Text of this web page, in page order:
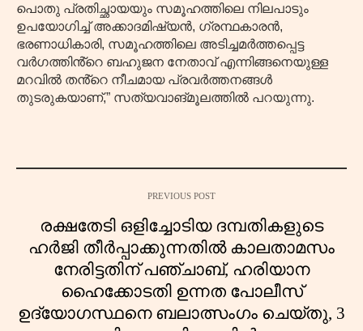
പൊതു പ്രതിച്ഛായയും സമൂഹത്തിലെ നിലപാടും
ഉപയോഗിച്ച് അക്കാദമിഷ്യൻ, ഗ്രന്ഥകാരൻ,
ഭരണാധികാരി, സമൂഹത്തിലെ അടിച്ചമർത്തപ്പെട്ട
വർഗത്തിൻ്റെ ബഹുജന നേതാവ് എന്നിങ്ങനെയുള്ള
മറവിൽ തൻ്റെ നീചമായ പ്രവർത്തനങ്ങൾ
തുടരുകയാണ്,” സത്യവാങ്മൂലത്തിൽ പറയുന്നു.
PREVIOUS POST
രക്ഷതേടി ഒളിച്ചോടിയ ദമ്പതികളുടെ
ഹർജി തീർപ്പാക്കുന്നതിൽ കാലതാമസം
നേരിട്ടതിന് പഞ്ചാബ്, ഹരിയാന
ഹൈക്കോടതി ഉന്നത പോലീസ്
ഉദ്യോഗസ്ഥനെ ബലാത്സംഗം ചെയ്തു, 3